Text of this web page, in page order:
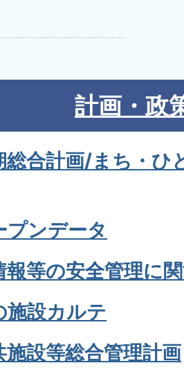
計画・政
総合計画/まち・ひ
プンデータ
報等の安全管理に
施設カルテ
施設等総合管理計画